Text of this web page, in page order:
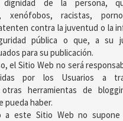
de la persona,
xenófobos, racistas,
contra la juventud o la
pública o que, a su
para su publicación.
el Sitio Web no será
por los Usuarios a
herramientas de
pueda haber.
a este Sitio Web no supone